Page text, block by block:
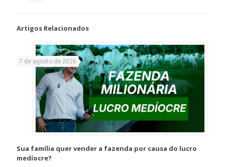
Artigos Relacionados
7 de agosto de 2026
Sua família quer vender a fazenda por causa do lucro
medíocre?